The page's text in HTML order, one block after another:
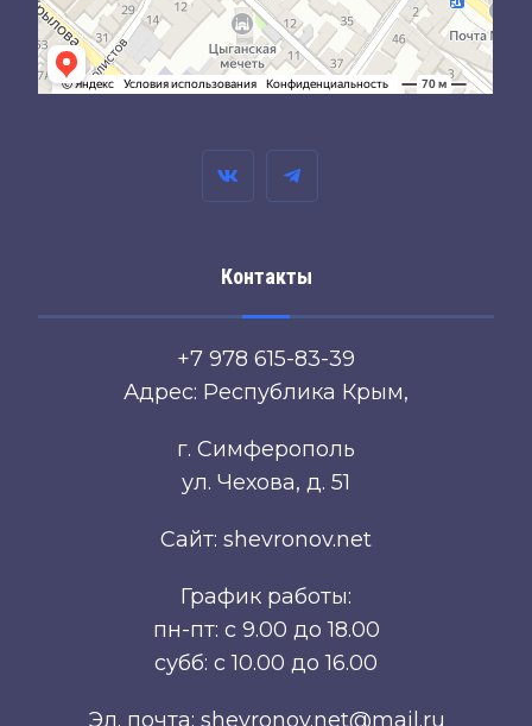
Контакты
+7 978 615-83-39
Адрес: Республика Крым,
г. Симферополь
ул. Чехова, д. 51
Сайт: shevronov.net
График работы:
пн-пт: с 9.00 до 18.00
субб: с 10.00 до 16.00
Эл. почта: shevronov.net@mail.ru